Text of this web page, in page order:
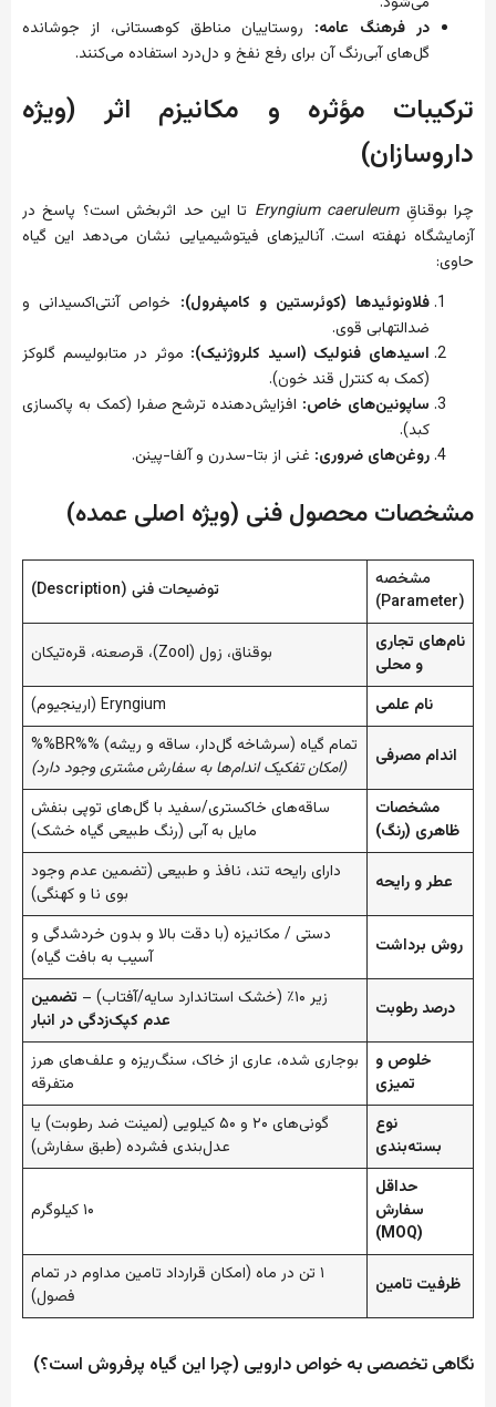
در فرهنگ عامه: روستاییان مناطق کوهستانی، از جوشانده
گل‌های آبی‌رنگ آن برای رفع نفخ و دل‌درد استفاده می‌کنند.
ترکیبات مؤثره و مکانیزم اثر (ویژه
داروسازان)
چرا بوقناقِEryngium caeruleum تا این حد اثربخش است؟ پاسخ در
آزمایشگاه نهفته است. آنالیزهای فیتوشیمیایی نشان می‌دهد این گیاه
حاوی:
فلاونوئیدها (کوئرستین و کامپفرول): خواص آنتی‌اکسیدانی و
ضدالتهابی قوی.
اسیدهای فنولیک (اسید کلروژنیک): موثر در متابولیسم گلوکز
(کمک به کنترل قند خون).
ساپونین‌های خاص: افزایش‌دهنده ترشح صفرا (کمک به پاکسازی
کبد).
روغن‌های ضروری: غنی از بتا-سدرن و آلفا-پینن.
مشخصات محصول فنی (ویژه اصلی عمده)
مشخصه
(Parameter)
توضیحات فنی (Description)
نام‌های تجاری
و محلی
بوقناق، زول (Zool)، قرصعنه، قره‌تیکان
نام علمی Eryngium (ارینجیوم)
اندام مصرفی
تمام گیاه (سرشاخه گل‌دار، ساقه و ریشه) %%BR%%
(امکان تفکیک اندام‌ها به سفارش مشتری وجود دارد)
مشخصات
ظاهری (رنگ)
ساقه‌های خاکستری/سفید با گل‌های توپی بنفش
مایل به آبی (رنگ طبیعی گیاه خشک)
عطر و رایحه
دارای رایحه تند، نافذ و طبیعی (تضمین عدم وجود
بوی نا و کهنگی)
روش برداشت
دستی / مکانیزه (با دقت بالا و بدون خردشدگی و
آسیب به بافت گیاه)
درصد رطوبت زیر ۱۰٪ (خشک استاندارد سایه/آفتاب) –
تضمین
عدم کپک‌زدگی در انبار
خلوص و
تمیزی
بوجاری شده، عاری از خاک، سنگ‌ریزه و علف‌های هرز
متفرقه
نوع
بسته‌بندی
گونی‌های ۲۰ و ۵۰ کیلویی (لمینت ضد رطوبت) یا
عدل‌بندی فشرده (طبق سفارش)
حداقل
سفارش
(MOQ)
۱۰ کیلوگرم
ظرفیت تامین
۱ تن در ماه (امکان قرارداد تامین مداوم در تمام
فصول)
نگاهی تخصصی به خواص دارویی (چرا این گیاه پرفروش است؟)